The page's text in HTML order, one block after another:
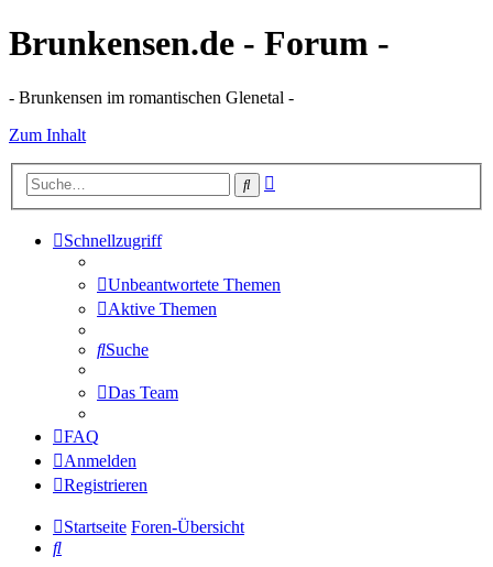
Brunkensen.de - Forum -
- Brunkensen im romantischen Glenetal -
Zum Inhalt
Suche
Schnellzugriff
Unbeantwortete Themen
Aktive Themen
Suche
Das Team
FAQ
Anmelden
Registrieren
Startseite Foren-Übersicht
Suche